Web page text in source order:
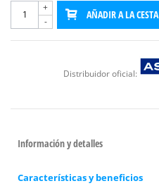
-
+
AÑADIR A LA CESTA
Distribuidor oficial:
Información y detalles
Características y beneficios